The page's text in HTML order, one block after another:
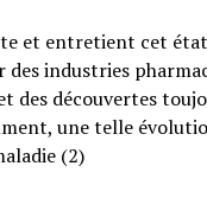
et entretient cet
des industries
des découvertes
une telle
(2)